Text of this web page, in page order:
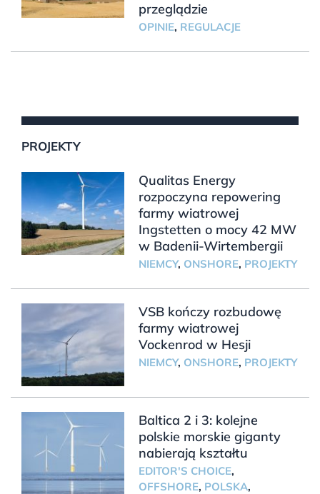
przeglądzie
OPINIE, REGULACJE
PROJEKTY
Qualitas Energy
rozpoczyna repowering
farmy wiatrowej
Ingstetten o mocy 42 MW
w Badenii-Wirtembergii
NIEMCY, ONSHORE, PROJEKTY
VSB kończy rozbudowę
farmy wiatrowej
Vockenrod w Hesji
NIEMCY, ONSHORE, PROJEKTY
Baltica 2 i 3: kolejne
polskie morskie giganty
nabierają kształtu
EDITOR'S CHOICE,
OFFSHORE, POLSKA,